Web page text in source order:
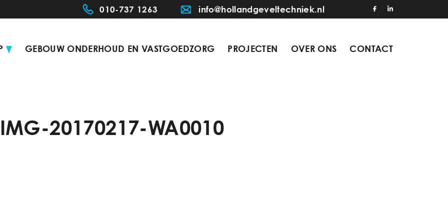
010-737 1263 info@hollandgeveltechniek.nl
GEBOUW ONDERHOUD EN VASTGOEDZORG PROJECTEN OVER ONS CONTACT
IMG-20170217-WA0010